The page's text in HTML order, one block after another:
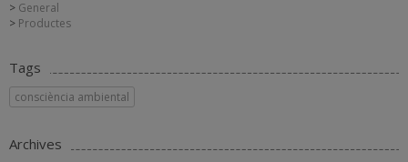
General
Productes
Tags
consciència ambiental
Archives